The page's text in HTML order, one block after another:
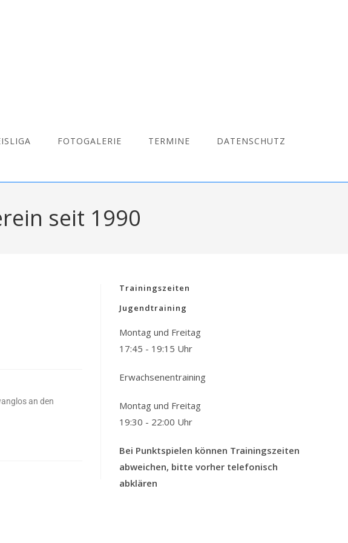
FOTOGALERIE TERMINE DATENSCHUTZ
seit 1990
an den
Trainingszeiten
Jugendtraining
Montag und Freitag
17:45 - 19:15 Uhr
Erwachsenentraining
Montag und Freitag
19:30 - 22:00 Uhr
Bei Punktspielen können Trainingszeiten
abweichen, bitte vorher telefonisch
abklären